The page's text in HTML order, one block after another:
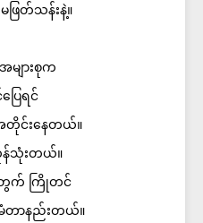
ြတ်သန်းနဲ့။
ျားစုက
ြေရင်
င်းနေတယ်။
သုံးတယ်။
က် ကြိုတင်
တာနည်းတယ်။